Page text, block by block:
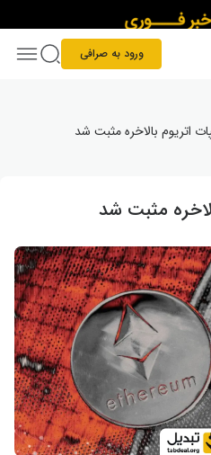
ورود به صرافی